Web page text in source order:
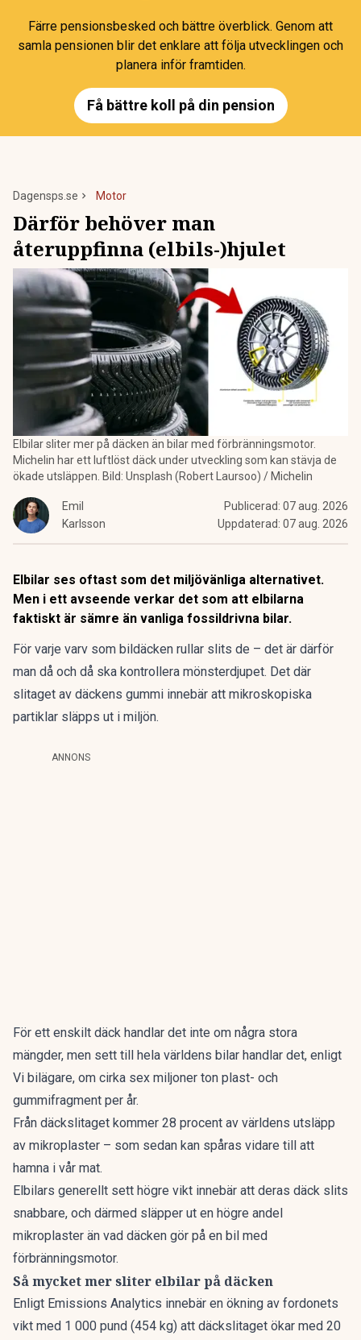
Färre pensionsbesked och bättre överblick. Genom att
samla pensionen blir det enklare att följa utvecklingen och
planera inför framtiden.
Få bättre koll på din pension
Dagensps.se Motor
Därför behöver man
återuppfinna (elbils-)hjulet
Elbilar sliter mer på däcken än bilar med förbränningsmotor.
Michelin har ett luftlöst däck under utveckling som kan stävja de
ökade utsläppen. Bild: Unsplash (Robert Laursoo) / Michelin
Emil
Karlsson
Publicerad: 07 aug. 2026
Uppdaterad: 07 aug. 2026
Elbilar ses oftast som det miljövänliga alternativet.
Men i ett avseende verkar det som att elbilarna
faktiskt är sämre än vanliga fossildrivna bilar.
För varje varv som bildäcken rullar slits de – det är därför
man då och då ska kontrollera mönsterdjupet. Det där
slitaget av däckens gummi innebär att mikroskopiska
partiklar släpps ut i miljön.
ANNONS
För ett enskilt däck handlar det inte om några stora
mängder, men sett till hela världens bilar handlar det, enligt
Vi bilägare, om cirka sex miljoner ton plast- och
gummifragment per år.
Från däckslitaget kommer 28 procent av världens utsläpp
av mikroplaster – som sedan kan spåras vidare till att
hamna i vår mat.
Elbilars generellt sett högre vikt innebär att deras däck slits
snabbare, och därmed släpper ut en högre andel
mikroplaster än vad däcken gör på en bil med
förbränningsmotor.
Så mycket mer sliter elbilar på däcken
Enligt Emissions Analytics innebär en ökning av fordonets
vikt med 1 000 pund (454 kg) att däckslitaget ökar med 20